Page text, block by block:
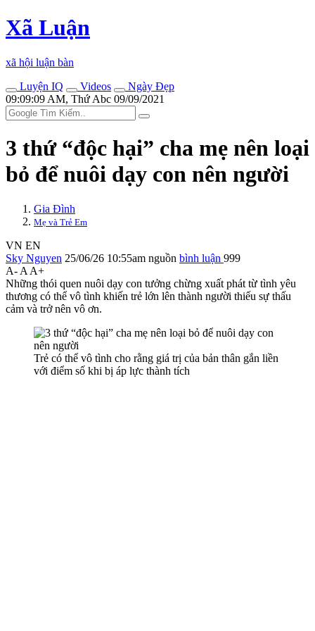
Xã Luận
xã hội luận bàn
Luyện IQ
Videos
Ngày Đẹp
09:09:09 AM, Thứ Abc 09/09/2021
3 thứ “độc hại” cha mẹ nên loại
bỏ để nuôi dạy con nên người
Gia Đình
Mẹ và Trẻ Em
VN EN
Sky Nguyen 25/06/26 10:55am nguồn bình luận 999
A- A A+
Những thói quen nuôi dạy con tưởng chừng xuất phát từ tình yêu
thương có thể vô tình khiến trẻ lớn lên thành người thiếu sự thấu
cảm và trở nên vô ơn.
Trẻ có thể vô tình cho rằng giá trị của bản thân gắn liền
với điểm số khi bị áp lực thành tích